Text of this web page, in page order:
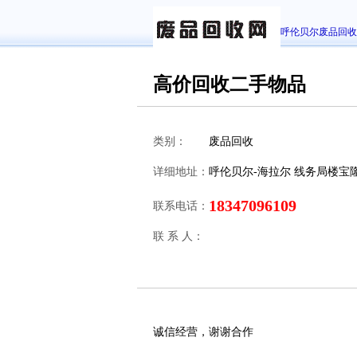
呼伦贝尔废品回
高价回收二手物品
类别： 废品回收
详细地址： 呼伦贝尔-海拉尔 线务局楼宝
联系电话： 18347096109
联 系 人：
诚信经营，谢谢合作